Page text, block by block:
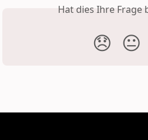
Hat dies Ihre Frage
😞 😐